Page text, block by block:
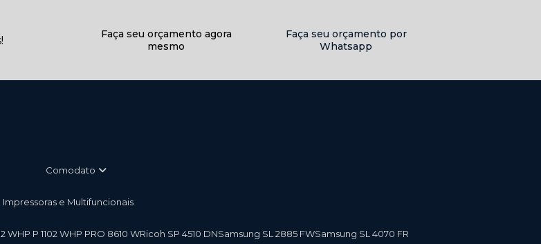
Faça seu orçamento agora
mesmo
Faça seu orçamento por
Whatsapp
Comodato
Impressoras e Multifuncionais
W HP P 1102 W HP PRO 8610 W Ricoh SP 4510 DN Samsung SL 2885 FW Samsung SL 4070 FR